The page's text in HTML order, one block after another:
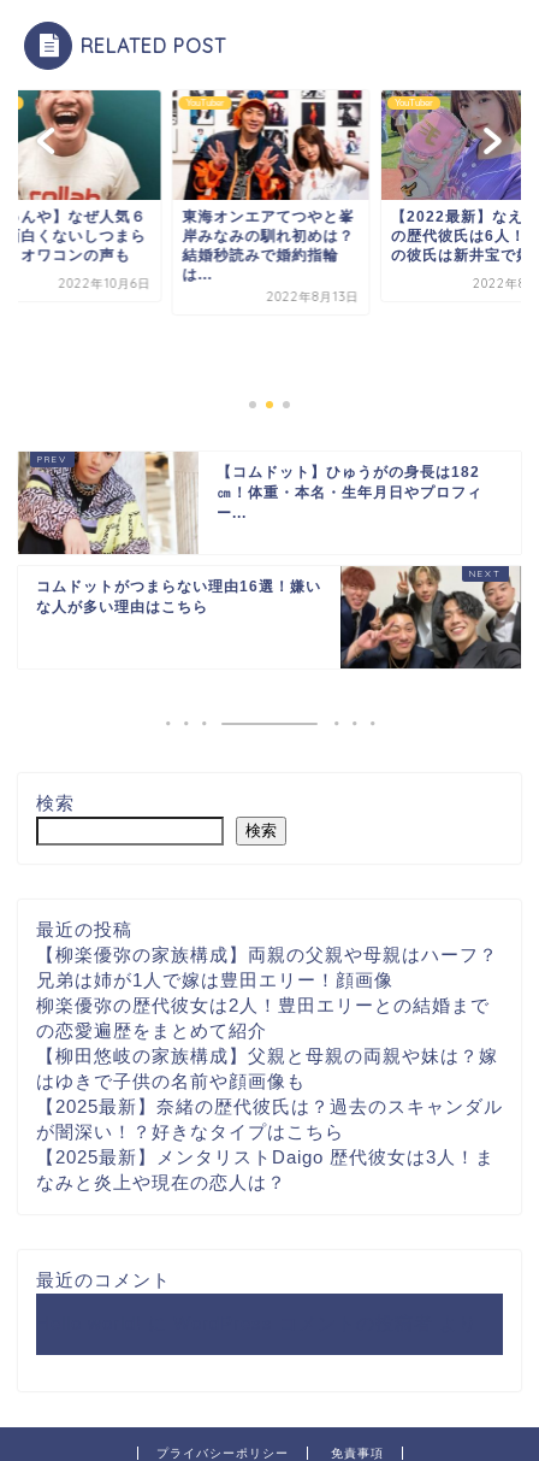
RELATED POST
ゅんや】なぜ人気６
面白くないしつまら
？オワコンの声も
2022年10月6日
YouTuber
東海オンエアてつやと峯
岸みなみの馴れ初めは？
結婚秒読みで婚約指輪
は...
2022年8月13日
YouTuber
【2022最新】なえ
の歴代彼氏は6人！
の彼氏は新井宝で好
2022年8
【コムドット】ひゅうがの身長は182
㎝！体重・本名・生年月日やプロフィ
ー...
コムドットがつまらない理由16選！嫌い
な人が多い理由はこちら
検索
検索
最近の投稿
【柳楽優弥の家族構成】両親の父親や母親はハーフ？
兄弟は姉が1人で嫁は豊田エリー！顔画像
柳楽優弥の歴代彼女は2人！豊田エリーとの結婚まで
の恋愛遍歴をまとめて紹介
【柳田悠岐の家族構成】父親と母親の両親や妹は？嫁
はゆきで子供の名前や顔画像も
【2025最新】奈緒の歴代彼氏は？過去のスキャンダル
が闇深い！？好きなタイプはこちら
【2025最新】メンタリストDaigo 歴代彼女は3人！ま
なみと炎上や現在の恋人は？
最近のコメント
プライバシーポリシー 免責事項